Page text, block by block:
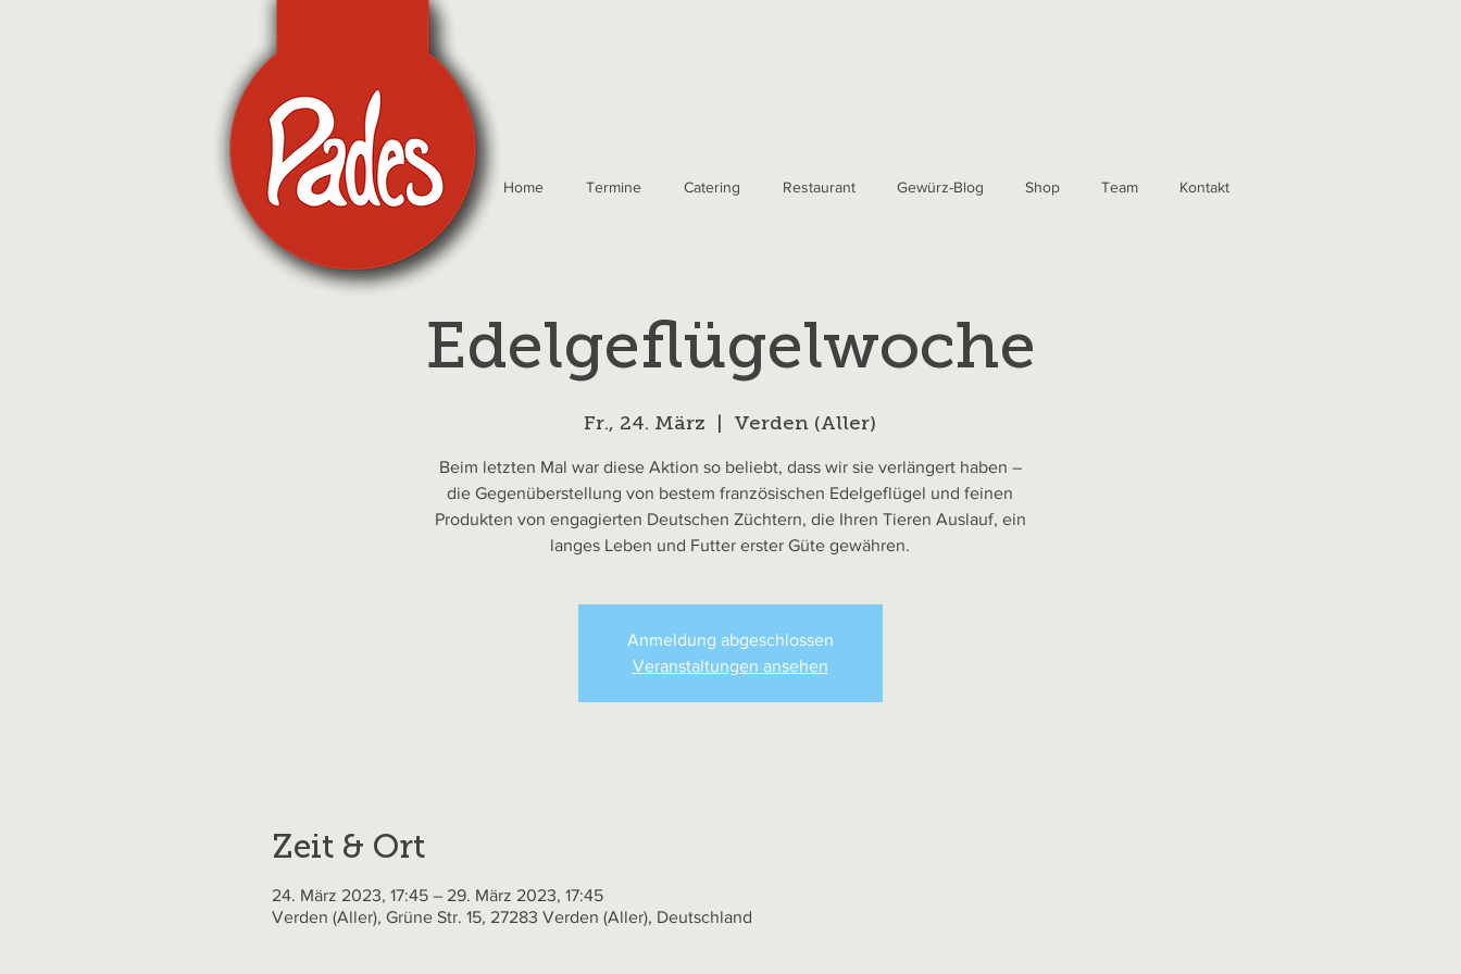
Home Termine Catering Restaurant Gewürz-Blog Shop Team Kontakt
Edelgeflügelwoche
Fr., 24. März
  |
Verden (Aller)
Beim letzten Mal war diese Aktion so beliebt, dass wir sie verlängert haben –
die Gegenüberstellung von bestem französischen Edelgeflügel und feinen
Produkten von engagierten Deutschen Züchtern, die Ihren Tieren Auslauf, ein
langes Leben und Futter erster Güte gewähren.
Anmeldung abgeschlossen
Veranstaltungen ansehen
Zeit & Ort
24. März 2023, 17:45 – 29. März 2023, 17:45
Verden (Aller), Grüne Str. 15, 27283 Verden (Aller), Deutschland